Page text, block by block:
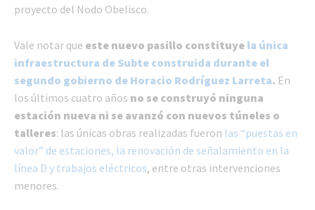
proyecto del Nodo Obelisco.
Vale notar que este nuevo pasillo constituye la única
infraestructura de Subte construida durante el
segundo gobierno de Horacio Rodríguez Larreta. En
los últimos cuatro años no se construyó ninguna
estación nueva ni se avanzó con nuevos túneles o
talleres: las únicas obras realizadas fueron las “puestas en
valor” de estaciones, la renovación de señalamiento en la
línea D y trabajos eléctricos, entre otras intervenciones
menores.